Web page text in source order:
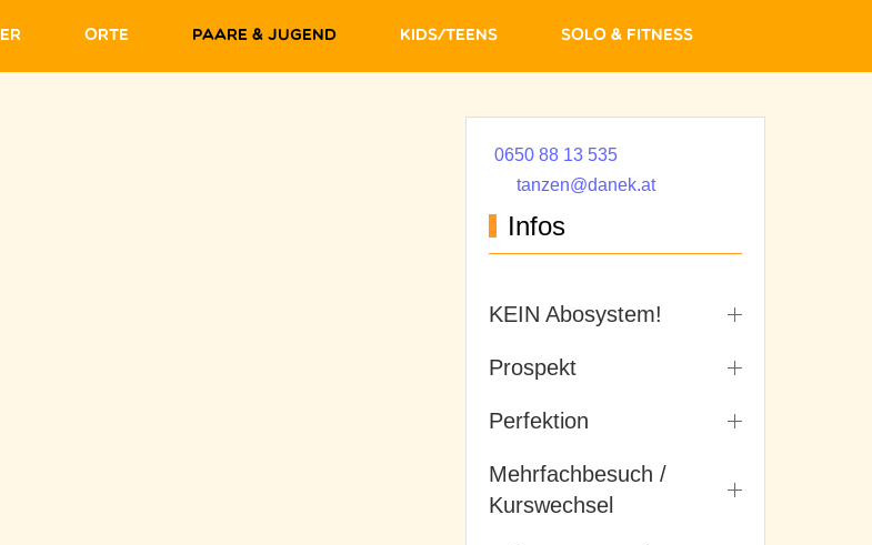
Orte Paare & Jugend Kids/Teens Solo & Fitness
0650 88 13 535
tanzen@danek.at
Infos
KEIN Abosystem!
Prospekt
Perfektion
Mehrfachbesuch /
Kurswechsel